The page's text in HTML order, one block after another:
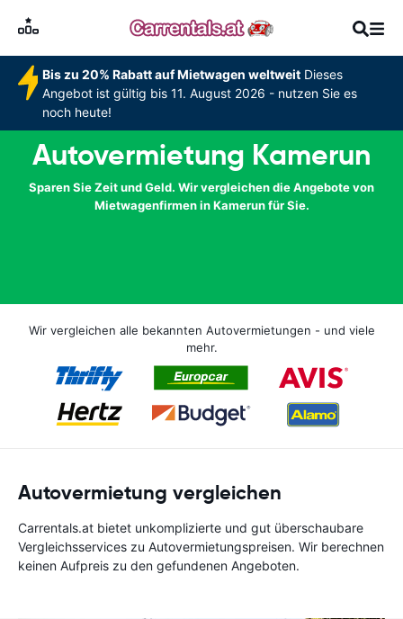
Bis zu 20% Rabatt auf Mietwagen weltweitDieses
Angebot ist gültig bis 11. August 2026 - nutzen Sie es
noch heute!
Autovermietung Kamerun
Sparen Sie Zeit und Geld. Wir vergleichen die Angebote von
Mietwagenfirmen in Kamerun für Sie.
Wir vergleichen alle bekannten Autovermietungen - und viele
mehr.
Autovermietung vergleichen
Carrentals.at bietet unkomplizierte und gut überschaubare
Vergleichsservices zu Autovermietungspreisen. Wir berechnen
keinen Aufpreis zu den gefundenen Angeboten.